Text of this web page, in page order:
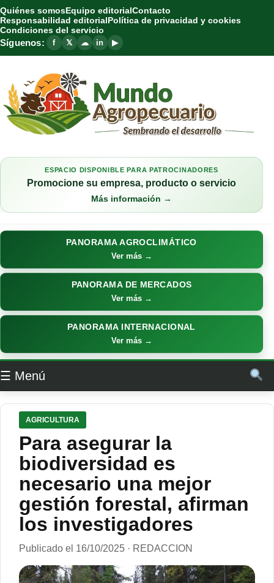
Quiénes somosEquipo editorialContacto
Responsabilidad editorialPolítica de privacidad y cookies
Condiciones del servicio
Síguenos: f 𝕏 ☁ in ▶
ESPACIO DISPONIBLE PARA PATROCINADORES
Promocione su empresa, producto o servicio
Más información →
PANORAMA AGROCLIMÁTICO
Ver más →
PANORAMA DE MERCADOS
Ver más →
PANORAMA INTERNACIONAL
Ver más →
☰ Menú
AGRICULTURA
Para asegurar la
biodiversidad es
necesario una mejor
gestión forestal, afirman
los investigadores
Publicado el 16/10/2025 · REDACCION